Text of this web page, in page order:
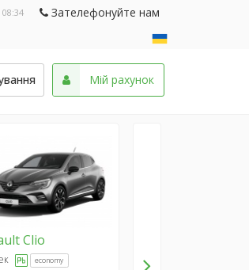
08:34 Зателефонуйте нам
Мій рахунок
Clio
economy